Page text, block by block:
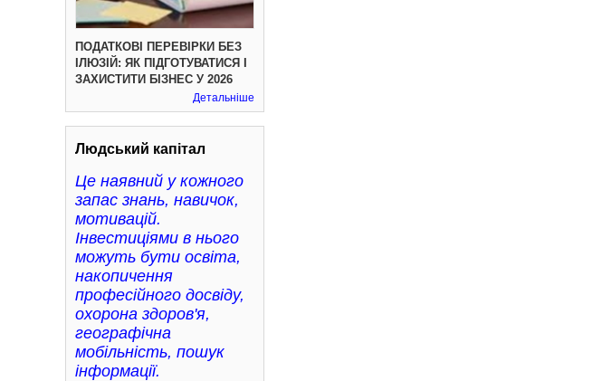
ПОДАТКОВІ ПЕРЕВІРКИ БЕЗ
ІЛЮЗІЙ: ЯК ПІДГОТУВАТИСЯ І
ЗАХИСТИТИ БІЗНЕС У 2026
Детальніше
Людський капітал
Це наявний у кожного
запас знань, навичок,
мотивацій.
Інвестиціями в нього
можуть бути освіта,
накопичення
професійного досвіду,
охорона здоров'я,
географічна
мобільність, пошук
інформації.